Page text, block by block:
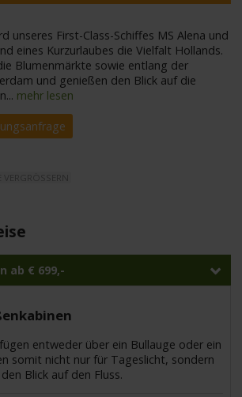
unseres First-Class-Schiffes MS Alena und
eines Kurzurlaubes die Vielfalt Hollands.
Blumenmärkte sowie entlang der
und genießen den Blick auf die
... mehr lesen
ab € 699,-
entweder über ein Bullauge oder ein
somit nicht nur für Tageslicht, sondern
Blick auf den Fluss.